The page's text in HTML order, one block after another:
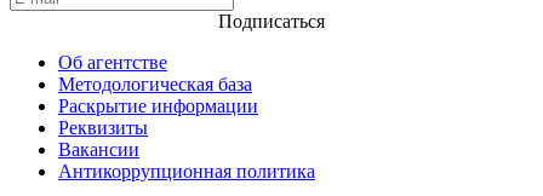
Подписаться
Об агентстве
Методологическая база
Раскрытие информации
Реквизиты
Вакансии
Антикоррупционная политика